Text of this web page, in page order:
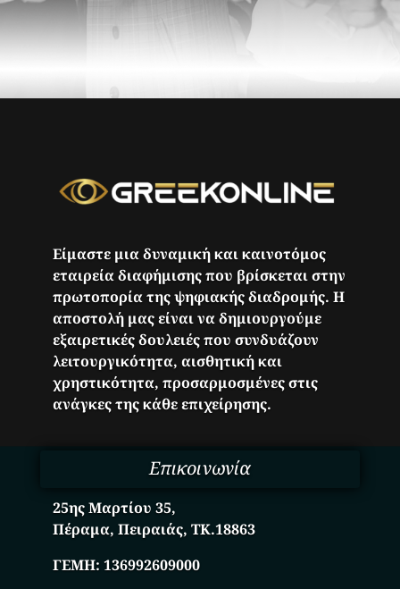
Είμαστε μια δυναμική και καινοτόμος
εταιρεία διαφήμισης που βρίσκεται στην
πρωτοπορία της ψηφιακής διαδρομής. Η
αποστολή μας είναι να δημιουργούμε
εξαιρετικές δουλειές που συνδυάζουν
λειτουργικότητα, αισθητική και
χρηστικότητα, προσαρμοσμένες στις
ανάγκες της κάθε επιχείρησης.
Επικοινωνία
25ης Μαρτίου 35,
Πέραμα, Πειραιάς, ΤΚ.18863
ΓΕΜΗ:136992609000